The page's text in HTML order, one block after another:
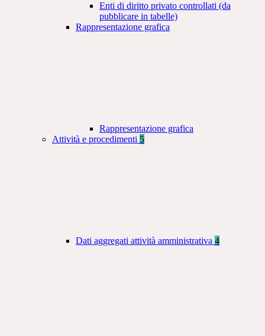
Enti di diritto privato controllati (da
pubblicare in tabelle)
Rappresentazione grafica
Rappresentazione grafica
Attività e procedimenti 5
Dati aggregati attività amministrativa 4